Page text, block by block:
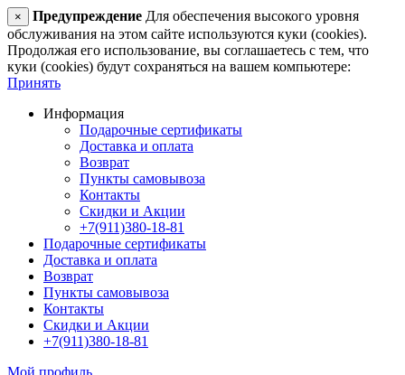
× Предупреждение Для обеспечения высокого уровня
обслуживания на этом сайте используются куки (cookies).
Продолжая его использование, вы соглашаетесь с тем, что
куки (cookies) будут сохраняться на вашем компьютере:
Принять
Информация
Подарочные сертификаты
Доставка и оплата
Возврат
Пункты самовывоза
Контакты
Скидки и Акции
+7(911)380-18-81
Подарочные сертификаты
Доставка и оплата
Возврат
Пункты самовывоза
Контакты
Скидки и Акции
+7(911)380-18-81
Мой профиль